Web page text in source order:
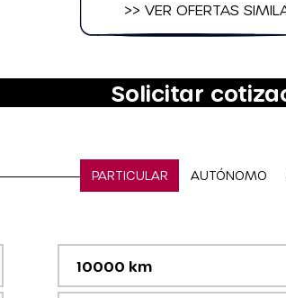
>> VER OFERTAS
Solicitar
PARTICULAR AUTÓNOMO